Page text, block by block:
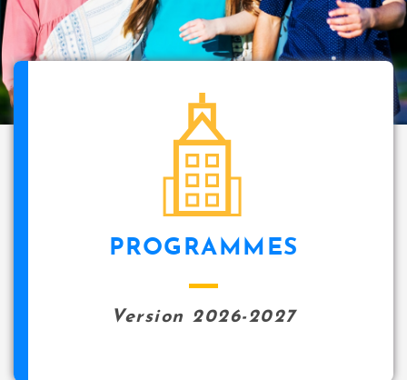
p
a
l
PROGRAMMES
Version 2026-2027